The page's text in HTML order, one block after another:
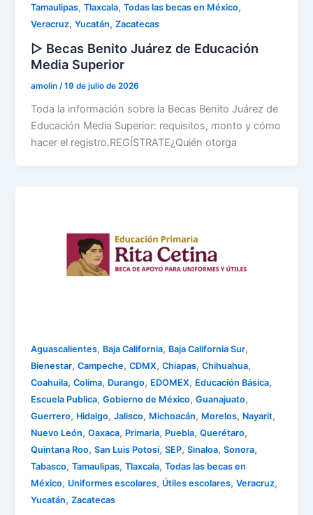
Tamaulipas,Tlaxcala,Todas las becas en México,
Veracruz,Yucatán,Zacatecas
▷ Becas Benito Juárez de Educación
Media Superior
amolin /19 de julio de 2026
Toda la información sobre la Becas Benito Juárez de
Educación Media Superior: requisitos, monto y cómo
hacer el registro.REGÍSTRATE¿Quién otorga
Aguascalientes, Baja California, Baja California Sur,
Bienestar,Campeche,CDMX,Chiapas,Chihuahua,
Coahuila,Colima, Durango, EDOMEX, Educación Básica,
Escuela Publica,Gobierno de México,Guanajuato,
Guerrero, Hidalgo,Jalisco, Michoacán, Morelos, Nayarit,
Nuevo León,Oaxaca, Primaria, Puebla,Querétaro,
Quintana Roo,San Luis Potosí,SEP,Sinaloa,Sonora,
Tabasco,Tamaulipas,Tlaxcala,Todas las becas en
México, Uniformes escolares, Útiles escolares,Veracruz,
Yucatán,Zacatecas